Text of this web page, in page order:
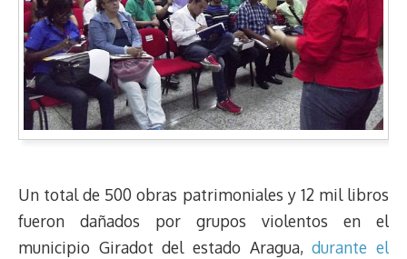
Un total de 500 obras patrimoniales y 12 mil libros
fueron dañados por grupos violentos en el
municipio Giradot del estado Aragua,durante el